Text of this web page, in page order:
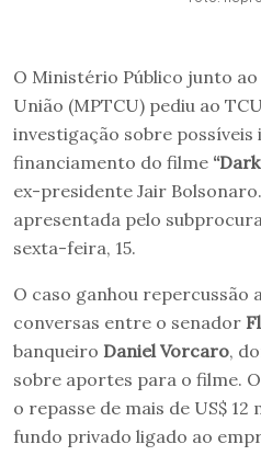
O Ministério Público junto
União (MPTCU) pediu ao
investigação sobre
financiamento do filme
ex-presidente Jair
apresentada pelo
sexta-feira, 15.
O caso ganhou repercussão
conversas entre o senador
banqueiro Daniel Vorcaro,
sobre aportes para o filme.
o repasse de mais de US$
fundo privado ligado ao